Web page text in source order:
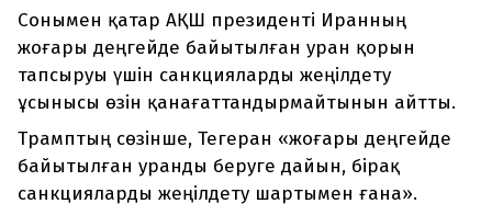
Сонымен қатар АҚШ президенті Иранның
жоғары деңгейде байытылған уран қорын
тапсыруы үшін санкцияларды жеңілдету
ұсынысы өзін қанағаттандырмайтынын айтты.
Трамптың сөзінше, Тегеран «жоғары деңгейде
байытылған уранды беруге дайын, бірақ
санкцияларды жеңілдету шартымен ғана».